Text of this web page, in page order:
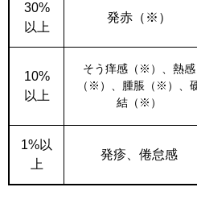
30%
以上
発赤（※）
10%
以上
そう痒感（※）、熱感
（※）、腫脹（※）、
結（※）
1%以
上
発疹、倦怠感